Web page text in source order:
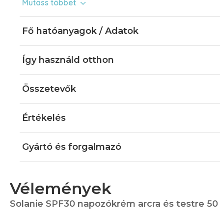
semleges illata miatt használata férfiaknak is ajánlott.
Mutass többet
Fő hatóanyagok / Adatok
Így használd otthon
Összetevők
Értékelés
Gyártó és forgalmazó
Vélemények
Solanie SPF30 napozókrém arcra és testre